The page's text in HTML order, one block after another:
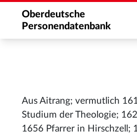
Oberdeutsche
Personendatenbank
Aus Aitrang; vermutlich
Studium der Theologie;
1656 Pfarrer in Hirschzell;